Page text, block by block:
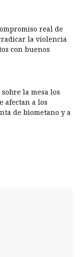
real de
la violencia
con buenos
la mesa los
afectan a los
de biometano y a